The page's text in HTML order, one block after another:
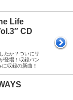
Life
CD
たか？ついにリ
登場！収録バン
収録の新曲！